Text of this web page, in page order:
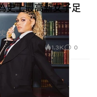
上最高薪女子足
。
1.3K 0